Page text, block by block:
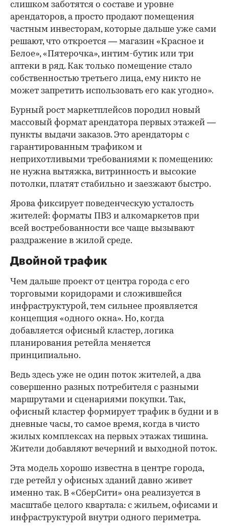
слишком заботятся о составе и уровне
арендаторов, а просто продают помещения
частным инвесторам, которые дальше уже сами
решают, что откроется — магазин «Красное и
Белое», «Пятерочка», интим-бутик или три
аптеки в ряд. Как только помещение стало
собственностью третьего лица, ему никто не
может запретить использовать его как угодно».
Бурный рост маркетплейсов породил новый
массовый формат арендатора первых этажей —
пункты выдачи заказов. Это арендаторы с
гарантированным трафиком и
неприхотливыми требованиями к помещению:
не нужна вытяжка, витринность и высокие
потолки, платят стабильно и заезжают быстро.
Ярова фиксирует поведенческую усталость
жителей: форматы ПВЗ и алкомаркетов при
всей востребованности все чаще вызывают
раздражение в жилой среде.
Двойной трафик
Чем дальше проект от центра города с его
торговыми коридорами и сложившейся
инфраструктурой, тем сильнее проявляется
концепция «одного окна». Но, когда
добавляется офисный кластер, логика
планирования ретейла меняется
принципиально.
Ведь здесь уже не один поток жителей, а два
совершенно разных потребителя с разными
маршрутами и сценариями покупки. Так,
офисный кластер формирует трафик в будни и в
дневные часы, то самое время, когда в чисто
жилых комплексах на первых этажах тишина.
Жители добавляют вечерний и выходной поток.
Эта модель хорошо известна в центре города,
где ретейл у офисных зданий давно живет
именно так. В «СберСити» она реализуется в
масштабе целого квартала: с жильем, офисами и
инфраструктурой внутри одного периметра.